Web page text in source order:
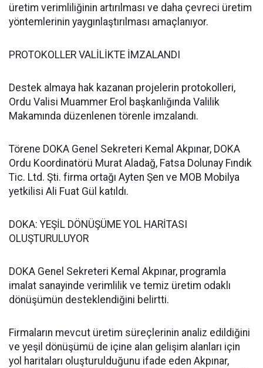
üretim verimliliğinin artırılması ve daha çevreci üretim
yöntemlerinin yaygınlaştırılması amaçlanıyor.
PROTOKOLLER VALİLİKTE İMZALANDI
Destek almaya hak kazanan projelerin protokolleri,
Ordu Valisi Muammer Erol başkanlığında Valilik
Makamında düzenlenen törenle imzalandı.
Törene DOKA Genel Sekreteri Kemal Akpınar, DOKA
Ordu Koordinatörü Murat Aladağ, Fatsa Dolunay Fındık
Tic. Ltd. Şti. firma ortağı Ayten Şen ve MOB Mobilya
yetkilisi Ali Fuat Gül katıldı.
DOKA: YEŞİL DÖNÜŞÜME YOL HARİTASI
OLUŞTURULUYOR
DOKA Genel Sekreteri Kemal Akpınar, programla
imalat sanayinde verimlilik ve temiz üretim odaklı
dönüşümün desteklendiğini belirtti.
Firmaların mevcut üretim süreçlerinin analiz edildiğini
ve yeşil dönüşümü de içine alan gelişim alanları için
yol haritaları oluşturulduğunu ifade eden Akpınar,